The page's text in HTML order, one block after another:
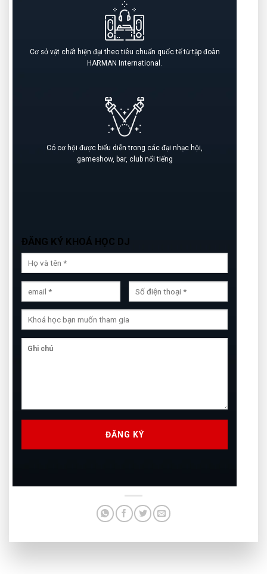
Cơ sở vật chất hiện đại theo tiêu chuẩn quốc tế từ tập đoàn
HARMAN International.
Có cơ hội được biểu diễn trong các đại nhạc hội,
gameshow, bar, club nổi tiếng
ĐĂNG KÝ KHOÁ HỌC DJ